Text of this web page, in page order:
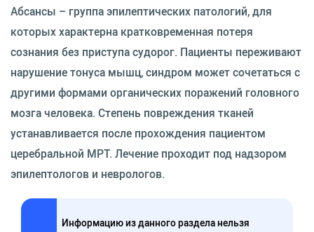
Абсансы – группа эпилептических патологий, для
которых характерна кратковременная потеря
сознания без приступа судорог. Пациенты переживают
нарушение тонуса мышц, синдром может сочетаться с
другими формами органических поражений головного
мозга человека. Степень повреждения тканей
устанавливается после прохождения пациентом
церебральной МРТ. Лечение проходит под надзором
эпилептологов и неврологов.
Информацию из данного раздела нельзя